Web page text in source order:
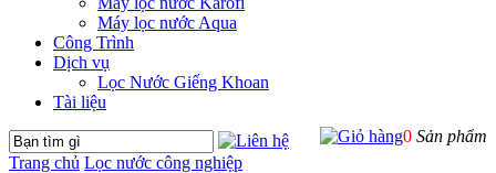
Máy lọc nước Aqua
Công Trình
Dịch vụ
Lọc Nước Giếng Khoan
Tài liệu
0 Sản phẩm
Trang chủ Lọc nước công nghiệp